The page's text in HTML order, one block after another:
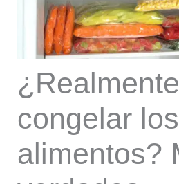
congelar los
alimentos?